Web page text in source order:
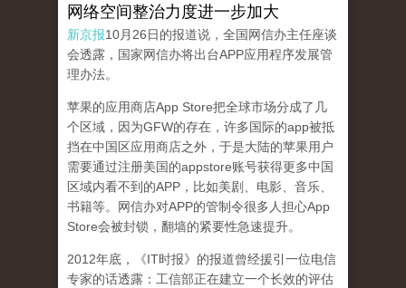
网络空间整治力度进一步加大
新京报10月26日的报道说，全国网信办主任座谈
会透露，国家网信办将出台APP应用程序发展管
理办法。
苹果的应用商店App Store把全球市场分成了几
个区域，因为GFW的存在，许多国际的app被抵
挡在中国区应用商店之外，于是大陆的苹果用户
需要通过注册美国的appstore账号获得更多中国
区域内看不到的APP，比如美剧、电影、音乐、
书籍等。网信办对APP的管制令很多人担心App
Store会被封锁，翻墙的紧要性急速提升。
2012年底，《IT时报》的报道曾经援引一位电信
专家的话透露：工信部正在建立一个长效的评估